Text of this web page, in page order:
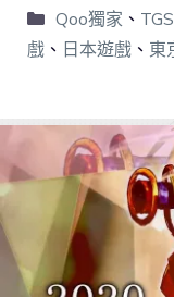
Qoo獨家 、
戲 、 日本遊戲 、 東